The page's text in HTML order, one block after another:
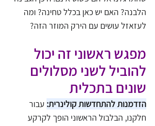
הלבנה? האם יש כאן בכלל טחינה? ומה
לעזאזל עושים עם הירק המוזר הזה?
מפגש ראשוני זה יכול
להוביל לשני מסלולים
שונים בתכלית
הזדמנות להתחדשות קולינרית: עבור
חלקנו, הבלבול הראשוני הופך לקרקע